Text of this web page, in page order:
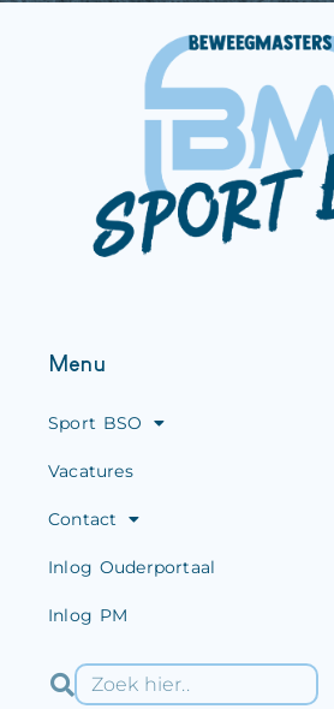
Menu
Sport BSO
Vacatures
Contact
Inlog Ouderportaal
Inlog PM